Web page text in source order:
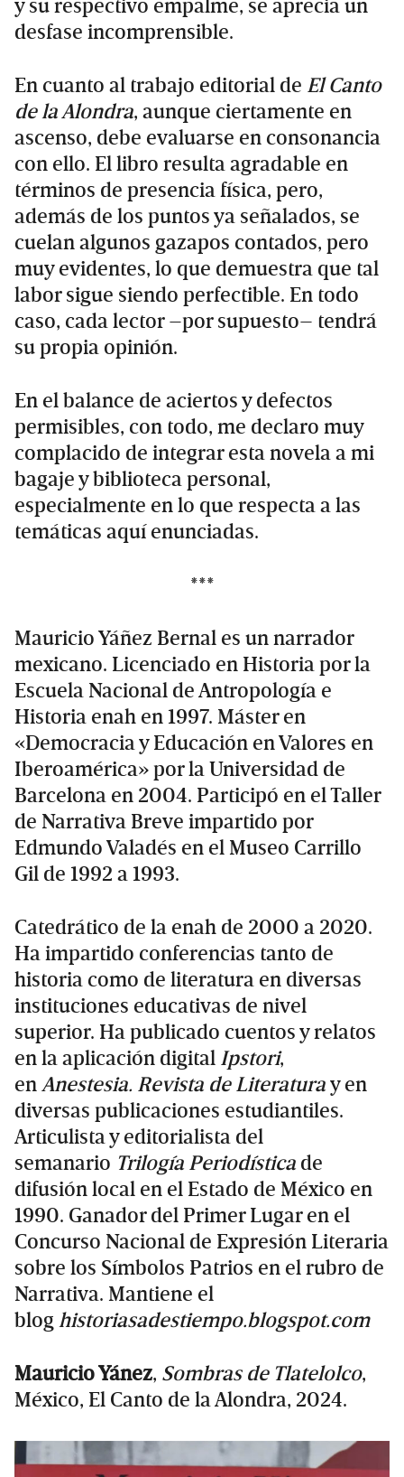
y su respectivo empalme, se aprecia un
desfase incomprensible.
En cuanto al trabajo editorial de El Canto
de la Alondra, aunque ciertamente en
ascenso, debe evaluarse en consonancia
con ello. El libro resulta agradable en
términos de presencia física, pero,
además de los puntos ya señalados, se
cuelan algunos gazapos contados, pero
muy evidentes, lo que demuestra que tal
labor sigue siendo perfectible. En todo
caso, cada lector –por supuesto– tendrá
su propia opinión.
En el balance de aciertos y defectos
permisibles, con todo, me declaro muy
complacido de integrar esta novela a mi
bagaje y biblioteca personal,
especialmente en lo que respecta a las
temáticas aquí enunciadas.
***
Mauricio Yáñez Bernal es un narrador
mexicano. Licenciado en Historia por la
Escuela Nacional de Antropología e
Historia enah en 1997. Máster en
«Democracia y Educación en Valores en
Iberoamérica» por la Universidad de
Barcelona en 2004. Participó en el Taller
de Narrativa Breve impartido por
Edmundo Valadés en el Museo Carrillo
Gil de 1992 a 1993.
Catedrático de la enah de 2000 a 2020.
Ha impartido conferencias tanto de
historia como de literatura en diversas
instituciones educativas de nivel
superior. Ha publicado cuentos y relatos
en la aplicación digital Ipstori,
enAnestesia. Revista de Literaturay en
diversas publicaciones estudiantiles.
Articulista y editorialista del
semanario Trilogía Periodística de
difusión local en el Estado de México en
1990. Ganador del Primer Lugar en el
Concurso Nacional de Expresión Literaria
sobre los Símbolos Patrios en el rubro de
Narrativa. Mantiene el
blog historiasadestiempo.blogspot.com
Mauricio Yánez, Sombras de Tlatelolco,
México, El Canto de la Alondra, 2024.